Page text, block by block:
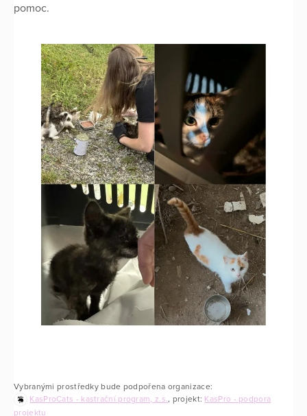
pomoc.
Vybranými prostředky bude podpořena organizace:
KasProCats - kastrační program, z.s., projekt: KasPro - podpora
projektu